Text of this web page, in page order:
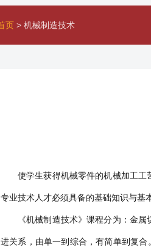
页 > 机械制造技术
使学生获得机械零件的机械加工
专业技术人才必须具备的基础知识与基
《机械制造技术》课程分为：金
进关系，由单一到综合，有简单到复